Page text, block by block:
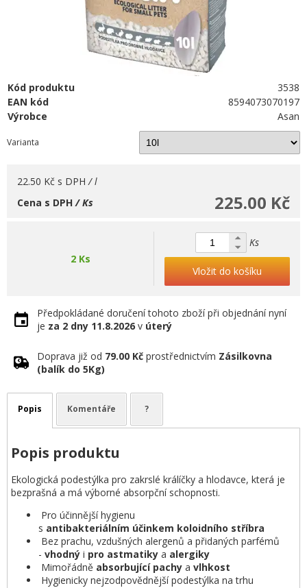
Kód produktu
3538
EAN kód
8594073070197
Výrobce
Asan
Varianta
22.50 Kč s DPH / l
225.00 Kč
Cena s DPH/ Ks
2 Ks
Ks
Vložit do košíku
Předpokládané doručení tohoto zboží při objednání nyní
je za 2 dny 11.8.2026 v úterý
Doprava již od 79.00 Kč prostřednictvím Zásilkovna
(balík do 5Kg)
Popis Komentáře ?
Popis produktu
Ekologická podestýlka pro zakrslé králíčky a hlodavce, která je
bezprašná a má výborné absorpční schopnosti.
Pro účinnější hygienu
s antibakteriálním účinkem koloidního stříbra
Bez prachu, vzdušných alergenů a přidaných parfémů
- vhodný i pro astmatiky a alergiky
Mimořádně absorbující pachy a vlhkost
Hygienicky nejzodpovědnější podestýlka na trhu